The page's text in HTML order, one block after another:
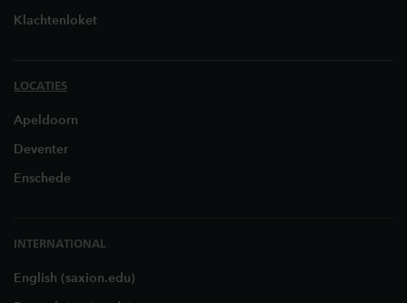
Klachtenloket
LOCATIES
Apeldoorn
Deventer
Enschede
INTERNATIONAL
English (saxion.edu)